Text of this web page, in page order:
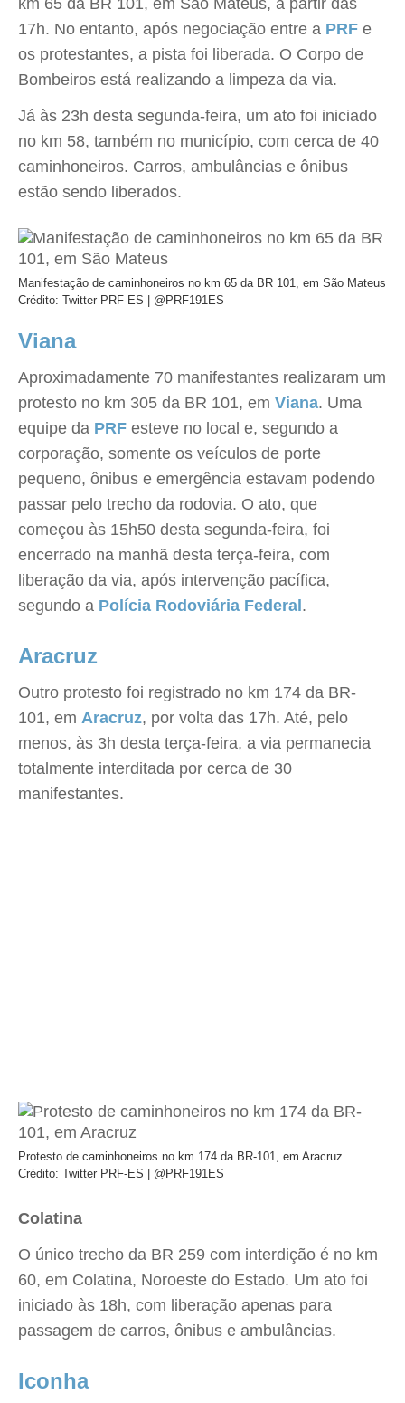
km 65 da BR 101, em São Mateus, a partir das
17h. No entanto, após negociação entre a PRF e
os protestantes, a pista foi liberada. O Corpo de
Bombeiros está realizando a limpeza da via.
Já às 23h desta segunda-feira, um ato foi iniciado
no km 58, também no município, com cerca de 40
caminhoneiros. Carros, ambulâncias e ônibus
estão sendo liberados.
Manifestação de caminhoneiros no km 65 da BR 101, em São Mateus
Crédito: Twitter PRF-ES | @PRF191ES
Viana
Aproximadamente 70 manifestantes realizaram um
protesto no km 305 da BR 101, em Viana. Uma
equipe da PRF esteve no local e, segundo a
corporação, somente os veículos de porte
pequeno, ônibus e emergência estavam podendo
passar pelo trecho da rodovia. O ato, que
começou às 15h50 desta segunda-feira, foi
encerrado na manhã desta terça-feira, com
liberação da via, após intervenção pacífica,
segundo a Polícia Rodoviária Federal .
Aracruz
Outro protesto foi registrado no km 174 da BR-
101, em Aracruz, por volta das 17h. Até, pelo
menos, às 3h desta terça-feira, a via permanecia
totalmente interditada por cerca de 30
manifestantes.
Protesto de caminhoneiros no km 174 da BR-101, em Aracruz
Crédito: Twitter PRF-ES | @PRF191ES
Colatina
O único trecho da BR 259 com interdição é no km
60, em Colatina, Noroeste do Estado. Um ato foi
iniciado às 18h, com liberação apenas para
passagem de carros, ônibus e ambulâncias.
Iconha